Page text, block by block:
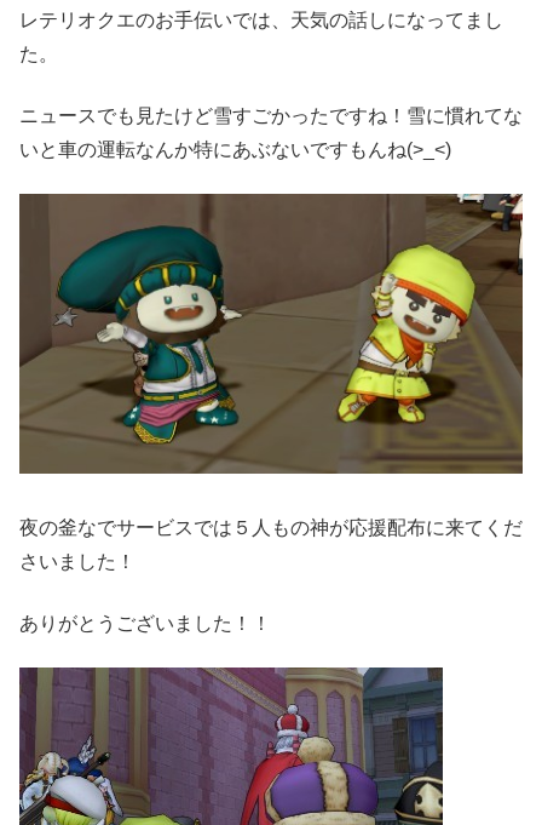
レテリオクエのお手伝いでは、天気の話しになってまし
た。
ニュースでも見たけど雪すごかったですね！雪に慣れてな
いと車の運転なんか特にあぶないですもんね(>_<)
夜の釜なでサービスでは５人もの神が応援配布に来てくだ
さいました！
ありがとうございました！！